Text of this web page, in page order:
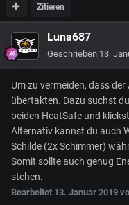
Zitieren
Luna687
Geschrieben 13.
Um zu vermeiden, dass
übertakten. Dazu suchst
beiden HeatSafe und
Alternativ kannst du auch
Schilde (2x Schimmer)
Somit sollte auch genug
stehen.
Bearbeitet 13. Januar 2019